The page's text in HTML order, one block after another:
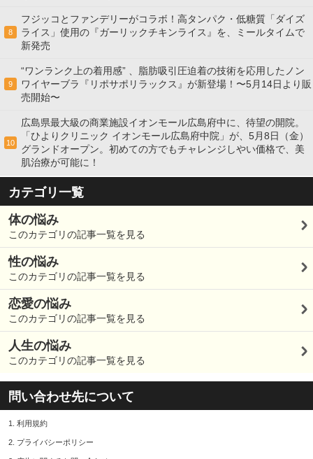
8
フジッコとファンデリーがコラボ！高タンパク・低糖質「ダイズ
ライス」使用の『ガーリックチキンライス』を、ミールタイムで
新発売
9
“ワンランク上の着用感” 、脂肪吸引圧迫着の技術を応用したノン
ワイヤーブラ『リポサポリラックス』が新登場！〜5月14日より販
売開始〜
10
広島県最大級の商業施設イオンモール広島府中に、待望の開院。
「ひよりクリニック イオンモール広島府中院」が、5月8日（金）
グランドオープン。初めての方でもチャレンジしやい価格で、美
肌治療が可能に！
カテゴリ一覧
体の悩み
このカテゴリの記事一覧を見る
性の悩み
このカテゴリの記事一覧を見る
恋愛の悩み
このカテゴリの記事一覧を見る
人生の悩み
このカテゴリの記事一覧を見る
問い合わせ先について
1. 利用規約
2. プライバシーポリシー